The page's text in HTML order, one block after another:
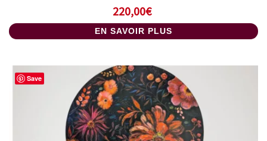
220,00€
EN SAVOIR PLUS
Save